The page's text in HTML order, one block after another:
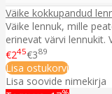
Väike kokkupandud
Väike lennuk, mille
erinevat värvi lennukit.
€245€389
Lisa ostukorvi
Lisa soovide nimekirja